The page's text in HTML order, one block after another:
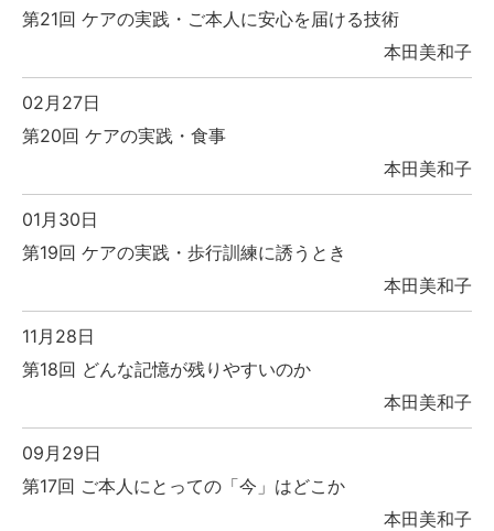
第21回 ケアの実践・ご本人に安心を届ける技術
本田美和子
02月27日
第20回 ケアの実践・食事
本田美和子
01月30日
第19回 ケアの実践・歩行訓練に誘うとき
本田美和子
11月28日
第18回 どんな記憶が残りやすいのか
本田美和子
09月29日
第17回 ご本人にとっての「今」はどこか
本田美和子